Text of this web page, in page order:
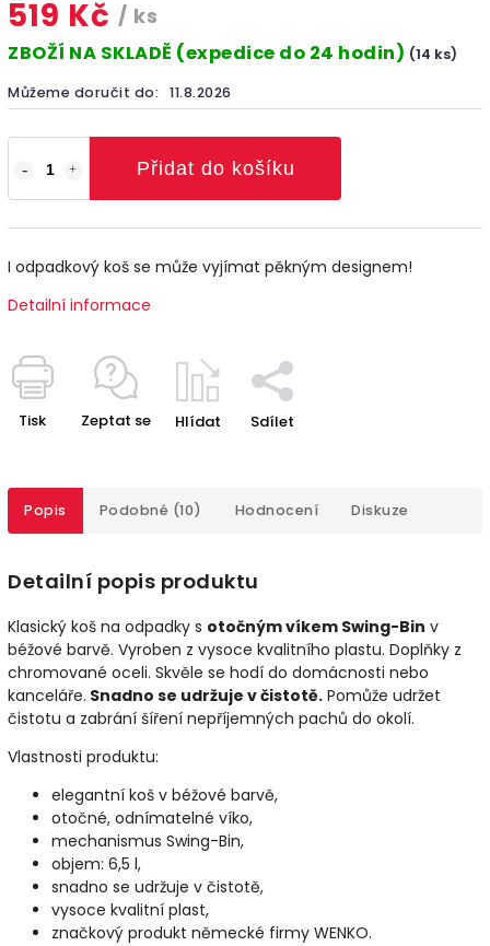
519 Kč / ks
ZBOŽÍ NA SKLADĚ (expedice do 24 hodin) (14 ks)
Můžeme doručit do: 11.8.2026
Přidat do košíku
I odpadkový koš se může vyjímat pěkným designem!
Detailní informace
Tisk Zeptat se Hlídat Sdílet
Popis Podobné (10) Hodnocení Diskuze
Detailní popis produktu
Klasický koš na odpadky s otočným víkem Swing-Bin v
béžové barvě. Vyroben z vysoce kvalitního plastu. Doplňky z
chromované oceli. Skvěle se hodí do domácnosti nebo
kanceláře. Snadno se udržuje v čistotě. Pomůže udržet
čistotu a zabrání šíření nepříjemných pachů do okolí.
Vlastnosti produktu:
elegantní koš v béžové barvě,
otočné, odnímatelné víko,
mechanismus Swing-Bin,
objem: 6,5 l,
snadno se udržuje v čistotě,
vysoce kvalitní plast,
značkový produkt německé firmy WENKO.